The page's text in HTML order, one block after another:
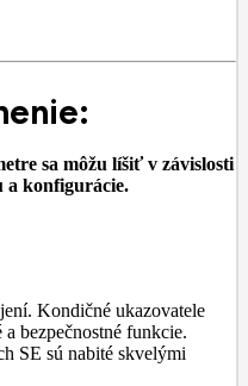
sa môžu líšiť v závislosti
a konfigurácie.
Kondičné ukazovatele
bezpečnostné funkcie.
SE sú nabité skvelými